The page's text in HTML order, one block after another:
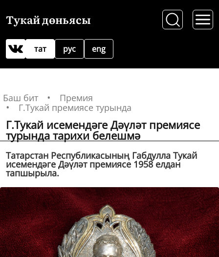
Тукай дөньясы
рус
тат eng
Баш бит
Премия
Г.Тукай премиясе турында
Г.Тукай исемендәге Дәүләт премияcе
турында тарихи белешмә
Татарстан Республикасының Габдулла Тукай
исемендәге Дәүләт премиясе 1958 елдан
тапшырыла.